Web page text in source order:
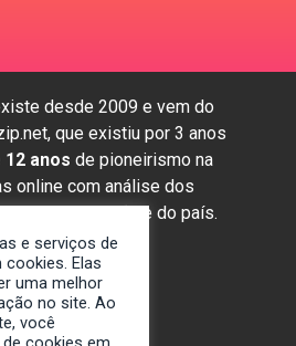
desde 2009 e vem do
que existiu por 3 anos
12 anos de pioneirismo na
online com análise dos
da região e do país.
e serviços de
Elas
uma melhor
no site. Ao
você